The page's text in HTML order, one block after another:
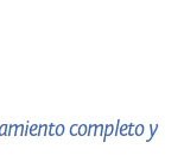
completo y